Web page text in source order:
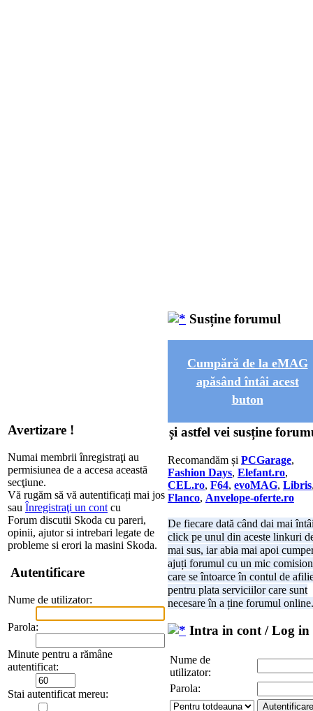
Avertizare !
Numai membrii înregistraţi au
permisiunea de a accesa această
secţiune.
Vă rugăm să vă autentificați mai jos
sau Înregistraţi un cont cu
Forum discutii Skoda cu pareri,
opinii, ajutor si intrebari legate de
probleme si erori la masini Skoda.
Autentificare
Nume de utilizator:
Parola:
Minute pentru a rămâne
autentificat:
Stai autentificat mereu:
Susține forumul
Cumpără de la eMAG
apăsând întâi acest
buton
și astfel vei susține
Recomandăm și PCGarage,
Fashion Days, Elefant.ro,
CEL.ro, F64, evoMAG, Libris
Flanco, Anvelope-oferte.ro
De fiecare dată când dai mai
click pe unul din aceste linkuri
mai sus, iar abia mai apoi
ajuți forumul cu un mic comision
care se întoarce în contul de
pentru plata serviciilor care sunt
necesare în a ține forumul online.
Intra in cont / Log in
Nume de
utilizator:
Parola: